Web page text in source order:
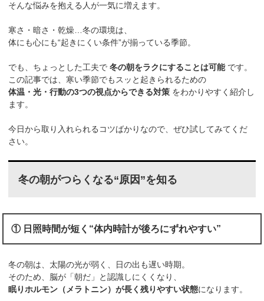
そんな悩みを抱える人が一気に増えます。
寒さ・暗さ・乾燥…冬の環境は、
体にも心にも“起きにくい条件”が揃っている季節。
でも、ちょっとした工夫で冬の朝をラクにすることは可能です。
この記事では、寒い季節でもスッと起きられるための
体温・光・行動の3つの視点からできる対策 をわかりやすく紹介し
ます。
今日から取り入れられるコツばかりなので、ぜひ試してみてくだ
さい。
冬の朝がつらくなる“原因”を知る
① 日照時間が短く“体内時計が後ろにずれやすい”
冬の朝は、太陽の光が弱く、日の出も遅い時期。
そのため、脳が「朝だ」と認識しにくくなり、
眠りホルモン（メラトニン）が長く残りやすい状態になります。